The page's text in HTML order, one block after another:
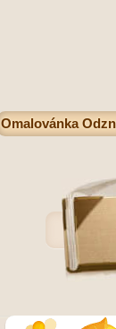
Omalovánka